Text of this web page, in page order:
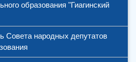
образования "Гиагинский
Совета народных депутатов